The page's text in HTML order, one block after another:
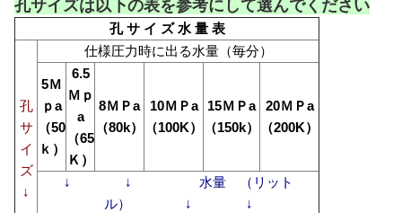
孔サイズは以下の表を参考にして選んでください
孔 サ イ ズ 水 量 表
孔
サ
イ
ズ
↓
仕様圧力時に出る水量（毎分）
5Ｍ
ｐa
（50
ｋ）
6.5
Ｍｐ
a
（65
Ｋ）
8ＭＰa
（80k）
10ＭＰa
（100K）
15ＭＰa
（150k）
20ＭＰa
（200K）
↓ ↓ 水量 （リット
ル） ↓ ↓